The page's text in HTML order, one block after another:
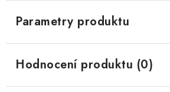
Parametry produktu
Hodnocení produktu (0)